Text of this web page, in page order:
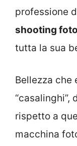
professione
shooting
tutta la sua
Bellezza che
rispetto a
macchina